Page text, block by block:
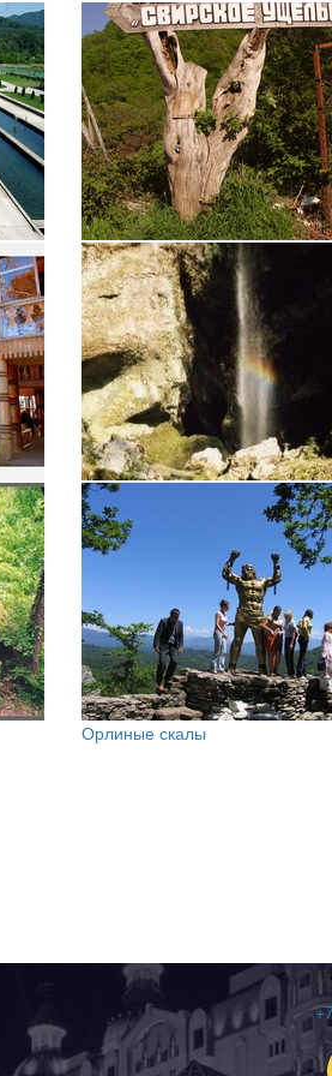
Парк Дендрарий
Свирские водопады
Водопад Пасть черного
Орлиные скалы